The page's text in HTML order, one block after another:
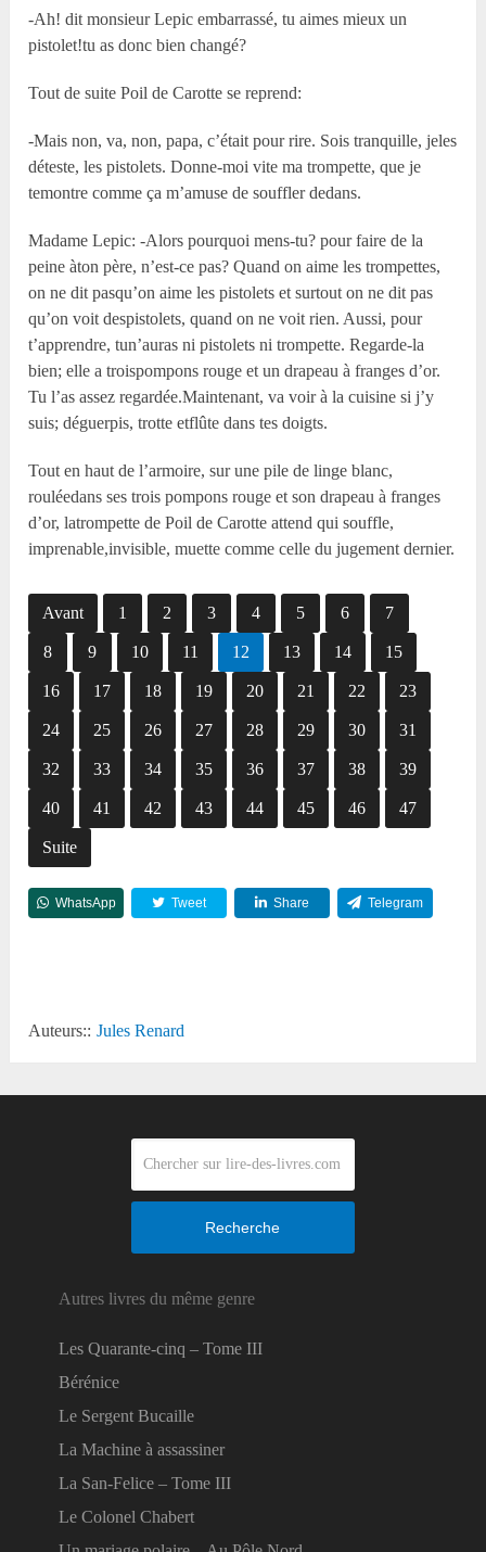
-Ah! dit monsieur Lepic embarrassé, tu aimes mieux un
pistolet!tu as donc bien changé?
Tout de suite Poil de Carotte se reprend:
-Mais non, va, non, papa, c’était pour rire. Sois tranquille, jeles
déteste, les pistolets. Donne-moi vite ma trompette, que je
temontre comme ça m’amuse de souffler dedans.
Madame Lepic: -Alors pourquoi mens-tu? pour faire de la
peine àton père, n’est-ce pas? Quand on aime les trompettes,
on ne dit pasqu’on aime les pistolets et surtout on ne dit pas
qu’on voit despistolets, quand on ne voit rien. Aussi, pour
t’apprendre, tun’auras ni pistolets ni trompette. Regarde-la
bien; elle a troispompons rouge et un drapeau à franges d’or.
Tu l’as assez regardée.Maintenant, va voir à la cuisine si j’y
suis; déguerpis, trotte etflûte dans tes doigts.
Tout en haut de l’armoire, sur une pile de linge blanc,
rouléedans ses trois pompons rouge et son drapeau à franges
d’or, latrompette de Poil de Carotte attend qui souffle,
imprenable,invisible, muette comme celle du jugement dernier.
Avant 1 2 3 4 5 6 7
8 9 10 11 12 13 14 15
16 17 18 19 20 21 22 23
24 25 26 27 28 29 30 31
32 33 34 35 36 37 38 39
40 41 42 43 44 45 46 47
Suite
WhatsApp Tweet Share Telegram
Auteurs:: Jules Renard
Recherche
Autres livres du même genre
Les Quarante-cinq – Tome III
Bérénice
Le Sergent Bucaille
La Machine à assassiner
La San-Felice – Tome III
Le Colonel Chabert